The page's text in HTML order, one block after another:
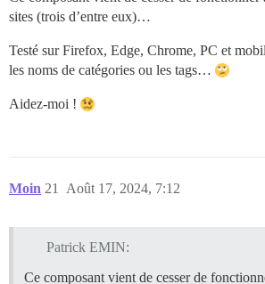
sites (trois d’entre eux)…
Testé sur Firefox, Edge, Chrome, PC et
les noms de catégories ou les tags…
Aidez-moi !
Moin Août 17, 2024, 7:12
21
Patrick EMIN:
Ce composant vient de cesser de